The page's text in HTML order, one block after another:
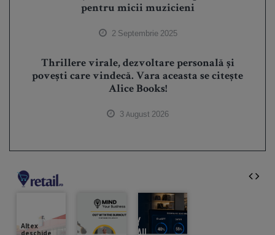
pentru micii muzicieni
2 Septembrie 2025
Thrillere virale, dezvoltare personală și
povești care vindecă. Vara aceasta se citește
Alice Books!
3 August 2026